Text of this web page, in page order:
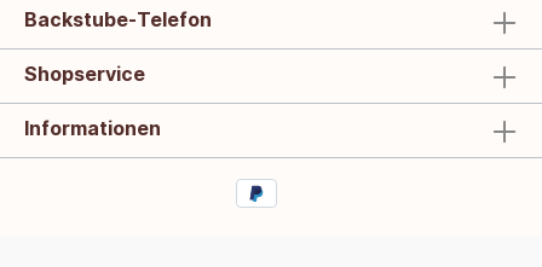
Backstube-Telefon
Shopservice
Informationen